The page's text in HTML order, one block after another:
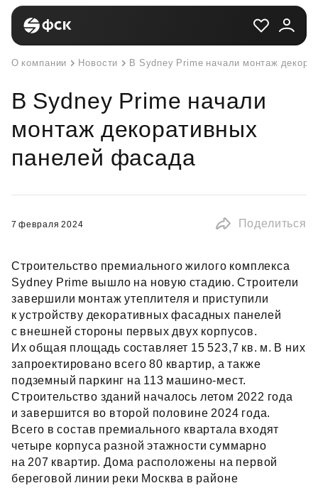
О компании Новости В Sydney Prime начали монтаж
В Sydney Prime начали
монтаж декоративных
панелей фасада
7 февраля 2024 Поделиться
Строительство премиального жилого комплекса
Sydney Prime вышло на новую стадию. Строители
завершили монтаж утеплителя и приступили
к устройству декоративных фасадных панелей
с внешней стороны первых двух корпусов.
Их общая площадь составляет 15 523,7 кв. м. В них
запроектировано всего 80 квартир, а также
подземный паркинг на 113 машино‑мест.
Строительство зданий началось летом 2022 года
и завершится во второй половине 2024 года.
Всего в состав премиального квартала входят
четыре корпуса разной этажности суммарно
на 207 квартир. Дома расположены на первой
береговой линии реки Москва в районе